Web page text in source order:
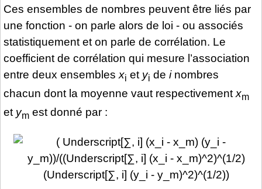
Ces ensembles de nombres peuvent être liés par
une fonction - on parle alors de loi - ou associés
statistiquement et on parle de corrélation. Le
coefficient de corrélation qui mesure l’association
entre deux ensembles xi et yi de inombres
chacun dont la moyenne vaut respectivement xm
et ym est donné par :